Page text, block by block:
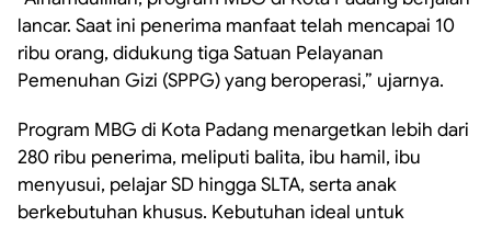
lancar. Saat ini penerima manfaat telah mencapai 10
ribu orang, didukung tiga Satuan Pelayanan
Pemenuhan Gizi (SPPG) yang beroperasi,” ujarnya.
Program MBG di Kota Padang menargetkan lebih dari
280 ribu penerima, meliputi balita, ibu hamil, ibu
menyusui, pelajar SD hingga SLTA, serta anak
berkebutuhan khusus. Kebutuhan ideal untuk